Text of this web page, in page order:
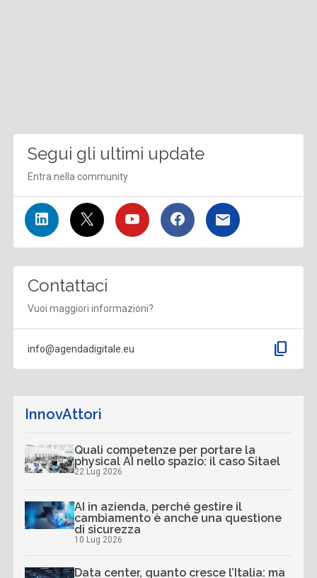
Segui gli ultimi update
Entra nella community
Contattaci
Vuoi maggiori informazioni?
info@agendadigitale.eu content_copy
InnovAttori
Quali competenze per portare la
physical AI nello spazio: il caso Sitael
22 Lug 2026
AI in azienda, perché gestire il
cambiamento è anche una questione
di sicurezza
10 Lug 2026
Data center, quanto cresce l’Italia: ma